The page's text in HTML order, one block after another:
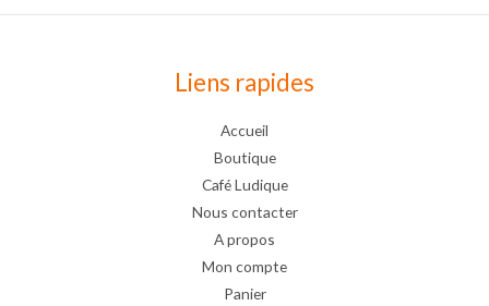
Liens rapides
Accueil
Boutique
Café Ludique
Nous contacter
A propos
Mon compte
Panier